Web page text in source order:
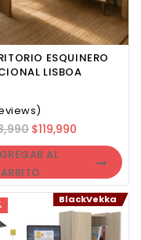
ESQUINERO
LISBOA
$119,990
AL
BlackVekka